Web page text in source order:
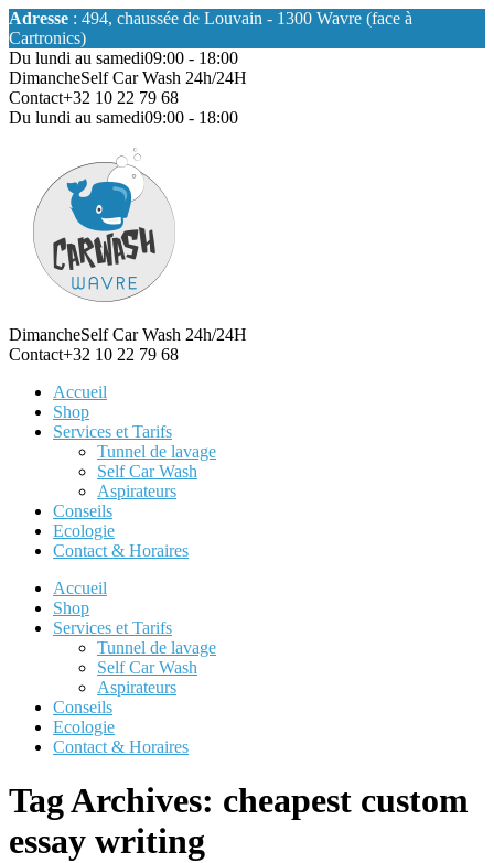
Adresse : 494, chaussée de Louvain - 1300 Wavre (face à
Cartronics)
Du lundi au samedi09:00 - 18:00
DimancheSelf Car Wash 24h/24H
Contact+32 10 22 79 68
Du lundi au samedi09:00 - 18:00
DimancheSelf Car Wash 24h/24H
Contact+32 10 22 79 68
Accueil
Shop
Services et Tarifs
Tunnel de lavage
Self Car Wash
Aspirateurs
Conseils
Ecologie
Contact & Horaires
Accueil
Shop
Services et Tarifs
Tunnel de lavage
Self Car Wash
Aspirateurs
Conseils
Ecologie
Contact & Horaires
Tag Archives: cheapest custom
essay writing